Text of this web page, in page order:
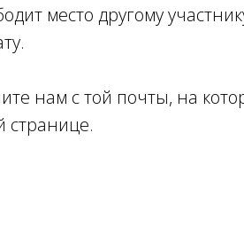
место другому
нам с той почты, на
странице.